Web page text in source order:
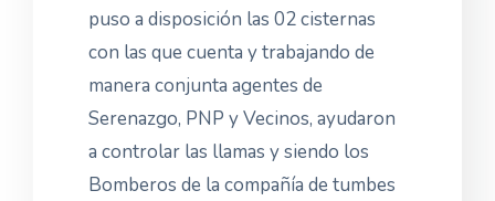
puso a disposición las 02 cisternas
con las que cuenta y trabajando de
manera conjunta agentes de
Serenazgo, PNP y Vecinos, ayudaron
a controlar las llamas y siendo los
Bomberos de la compañía de tumbes